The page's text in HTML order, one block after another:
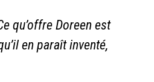
qu’offre Doreen est
en paraît inventé,